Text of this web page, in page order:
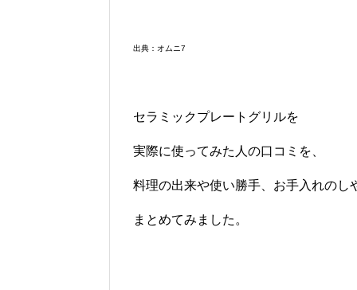
出典：オムニ7
セラミックプレートグリルを
実際に使ってみた人の口コミを、
料理の出来や使い勝手、お手入れのし
まとめてみました。